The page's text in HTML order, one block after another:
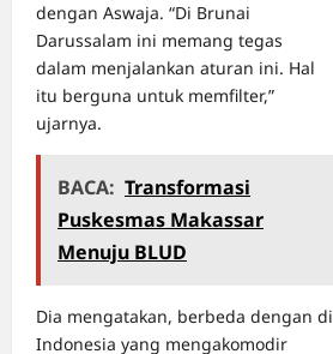
dengan Aswaja. “Di Brunai
Darussalam ini memang tegas
dalam menjalankan aturan ini. Hal
itu berguna untuk memfilter,”
ujarnya.
BACA: Transformasi
Puskesmas Makassar
Menuju BLUD
Dia mengatakan, berbeda dengan di
Indonesia yang mengakomodir